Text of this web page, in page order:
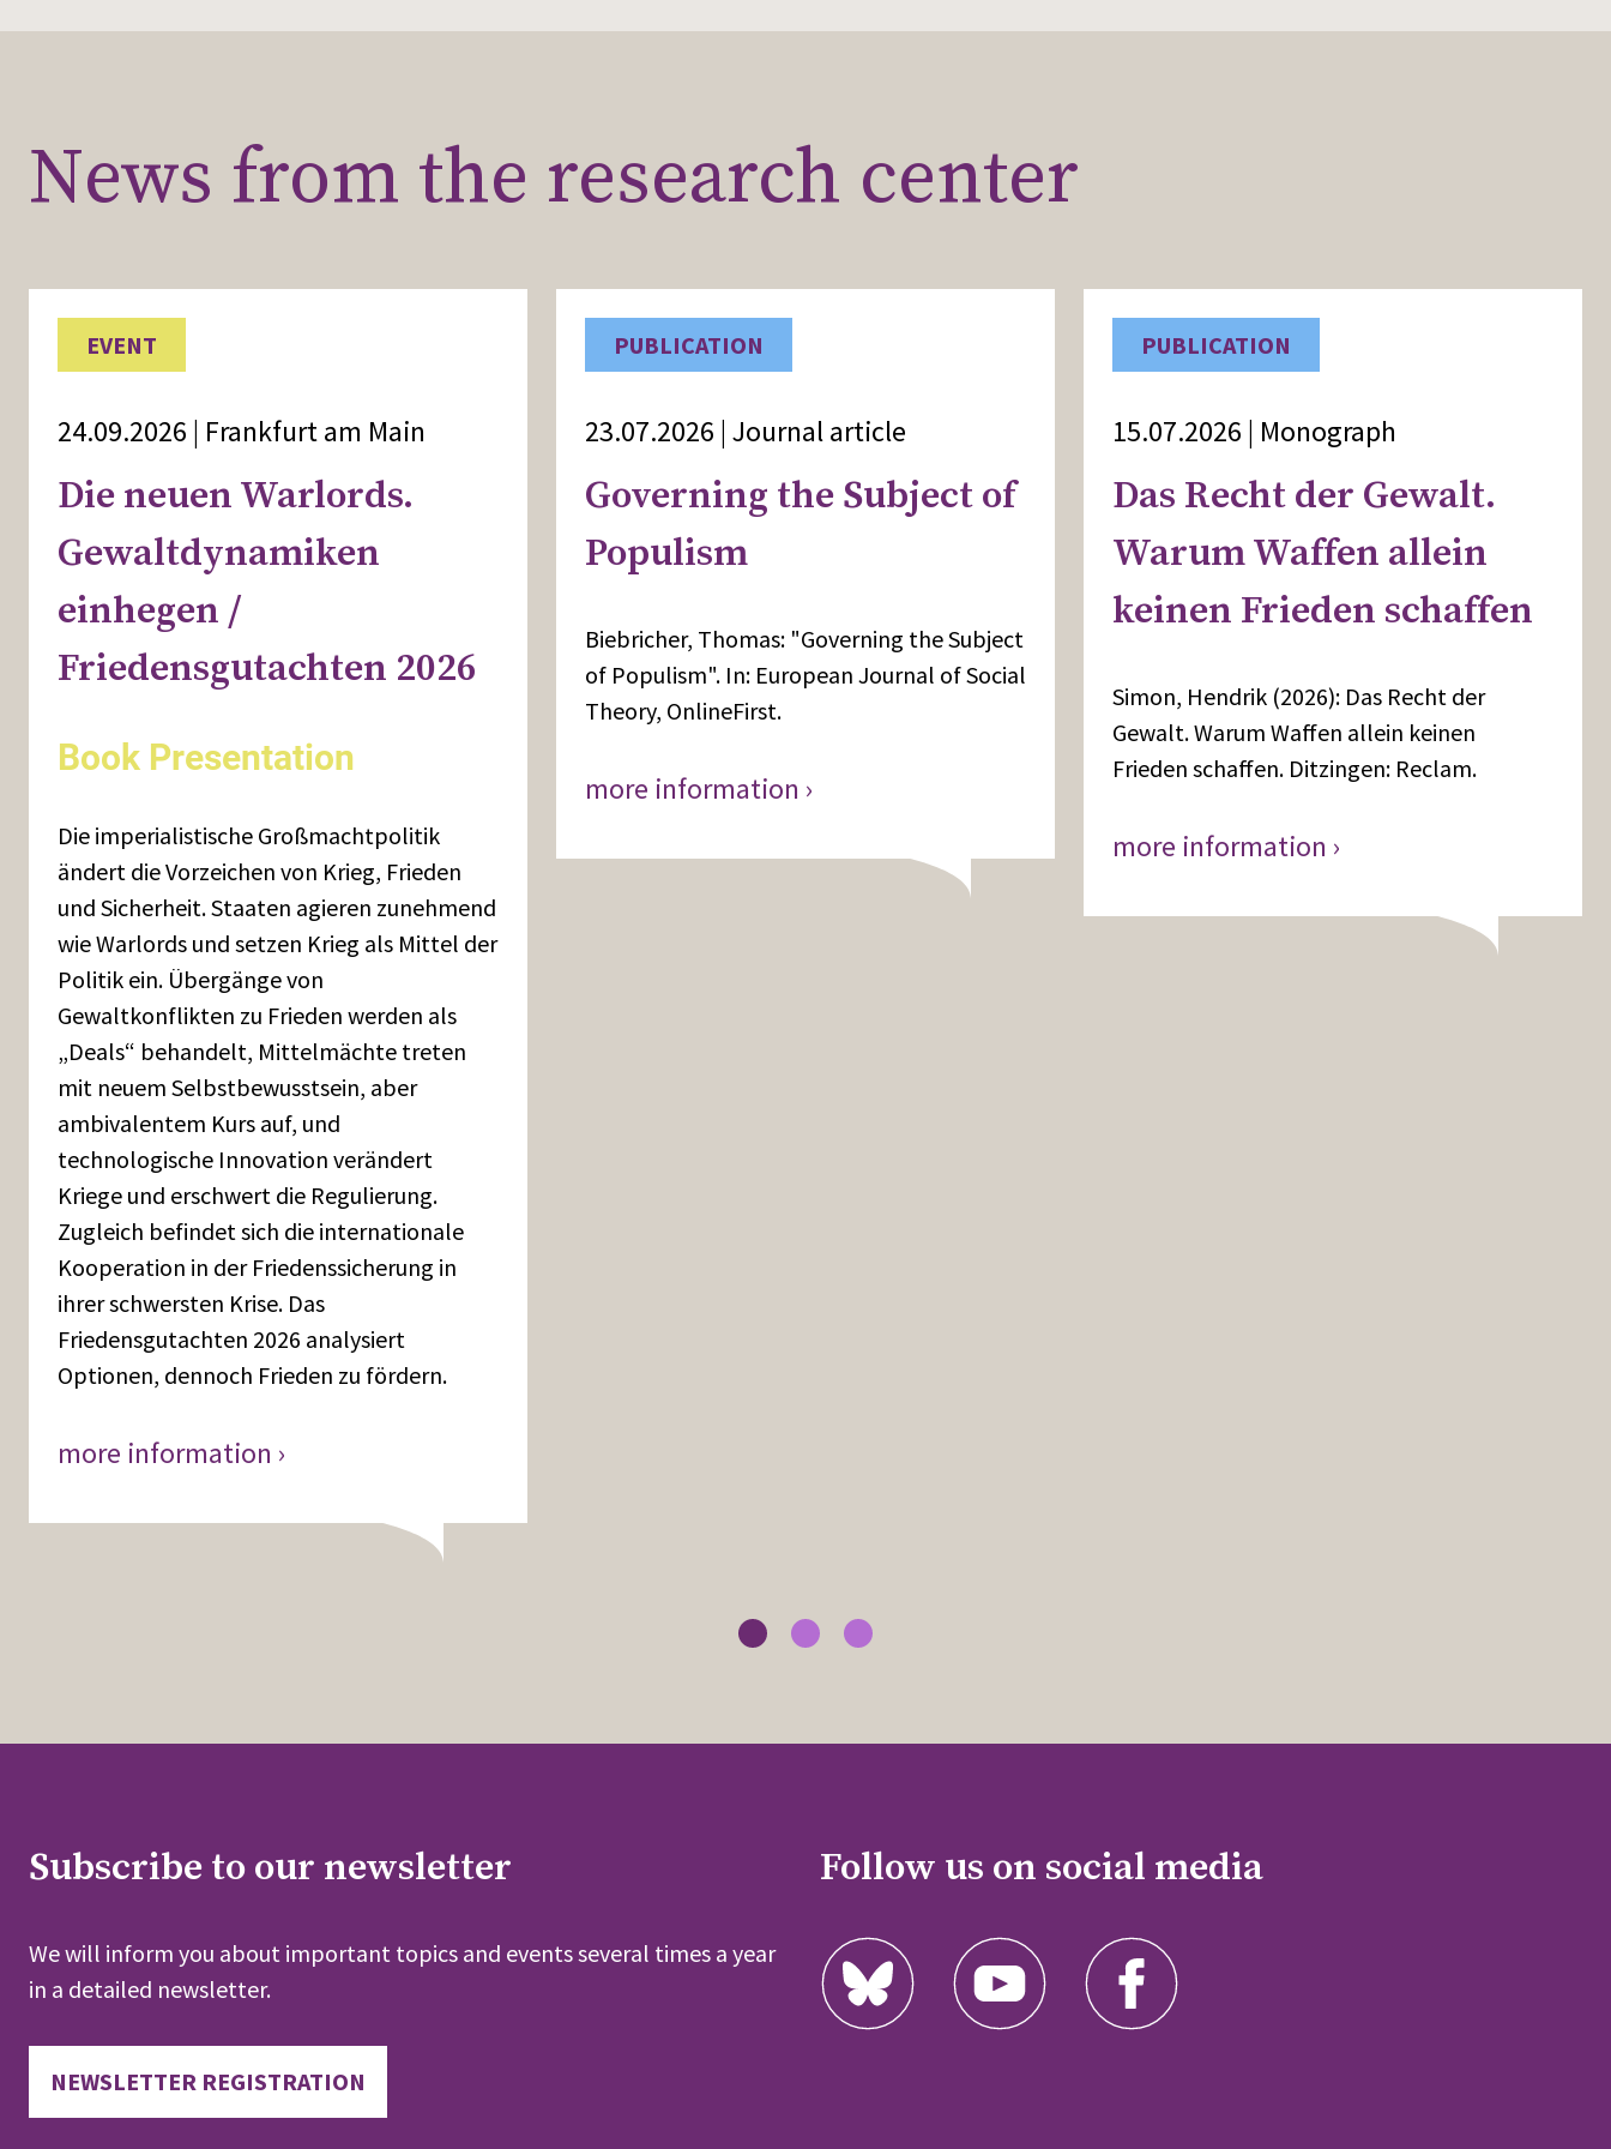
results.
News from the research center
EVENT
24.09.2026 | Frankfurt am Main
Die neuen Warlords.
Gewaltdynamiken
einhegen /
Friedensgutachten 2026
Book Presentation
Die imperialistische Großmachtpolitik
ändert die Vorzeichen von Krieg, Frieden
und Sicherheit. Staaten agieren zunehmend
wie Warlords und setzen Krieg als Mittel der
Politik ein. Übergänge von
Gewaltkonflikten zu Frieden werden als
„Deals“ behandelt, Mittelmächte treten
mit neuem Selbstbewusstsein, aber
ambivalentem Kurs auf, und
technologische Innovation verändert
Kriege und erschwert die Regulierung.
Zugleich befindet sich die internationale
Kooperation in der Friedenssicherung in
ihrer schwersten Krise. Das
Friedensgutachten 2026 analysiert
Optionen, dennoch Frieden zu fördern.
more information ›
PUBLICATION
23.07.2026 | Journal article
Governing the Subject of
Populism
Biebricher, Thomas: "Governing the Subject
of Populism". In: European Journal of Social
Theory, OnlineFirst.
more information ›
PUBLICATION
15.07.2026 | Monograph
Das Recht der Gewalt.
Warum Waffen allein
keinen Frieden schaffen
Simon, Hendrik (2026): Das Recht der
Gewalt. Warum Waffen allein keinen
Frieden schaffen. Ditzingen: Reclam.
more information ›
Subscribe to our newsletter
We will inform you about important topics and events several times a year
in a detailed newsletter.
NEWSLETTER REGISTRATION
Follow us on social media